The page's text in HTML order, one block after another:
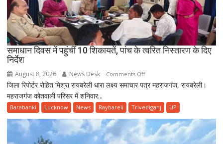
समाचार
पत्र
दिनांक
09
अगस्त
दिन
रविवार
समाधान दिवस में पहुंचीं 10 शिकायतें, पांच के त्वरित निस्तारण के दिए
निर्देश
August 8, 2026 News Desk Comments Offon
समाधान
में
10
शिकायतें,
जिला रिपोर्टर रोहित मिश्रा रायबरेली धारा लक्ष्य समाचार पत्र महराजगंज, रायबरेली।
महराजगंज कोतवाली परिसर में शनिवार...
Barabanki Lucknow News Raybareli Trivediganj UP